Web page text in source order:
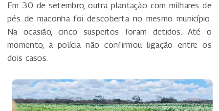
Em 30 de setembro, outra plantação com milhares de
pés de maconha foi descoberta no mesmo município.
Na ocasião, cinco suspeitos foram detidos. Até o
momento, a polícia não confirmou ligação entre os
dois casos.